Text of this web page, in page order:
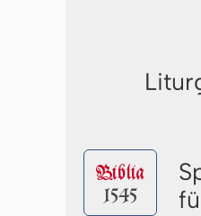
Biblia
1545